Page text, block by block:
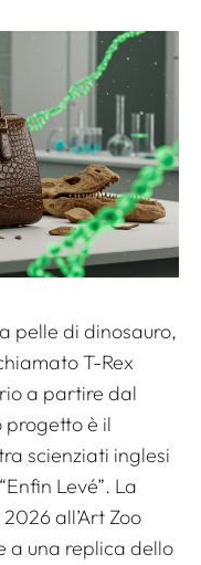
pelle di dinosauro,
T-Rex
a partire dal
progetto è il
scienziati inglesi
Levé”. La
all’Art Zoo
a una replica dello